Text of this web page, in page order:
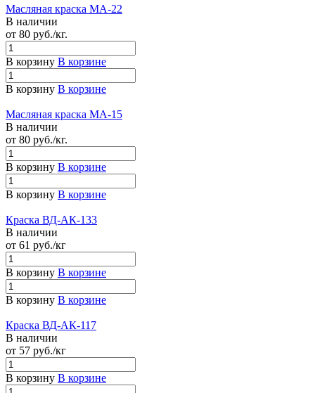
Масляная краска МА-22
В наличии
от 80 руб./кг.
В корзину В корзине
В корзину В корзине
Масляная краска МА-15
В наличии
от 80 руб./кг.
В корзину В корзине
В корзину В корзине
Краска ВД-АК-133
В наличии
от 61 руб./кг
В корзину В корзине
В корзину В корзине
Краска ВД-АК-117
В наличии
от 57 руб./кг
В корзину В корзине